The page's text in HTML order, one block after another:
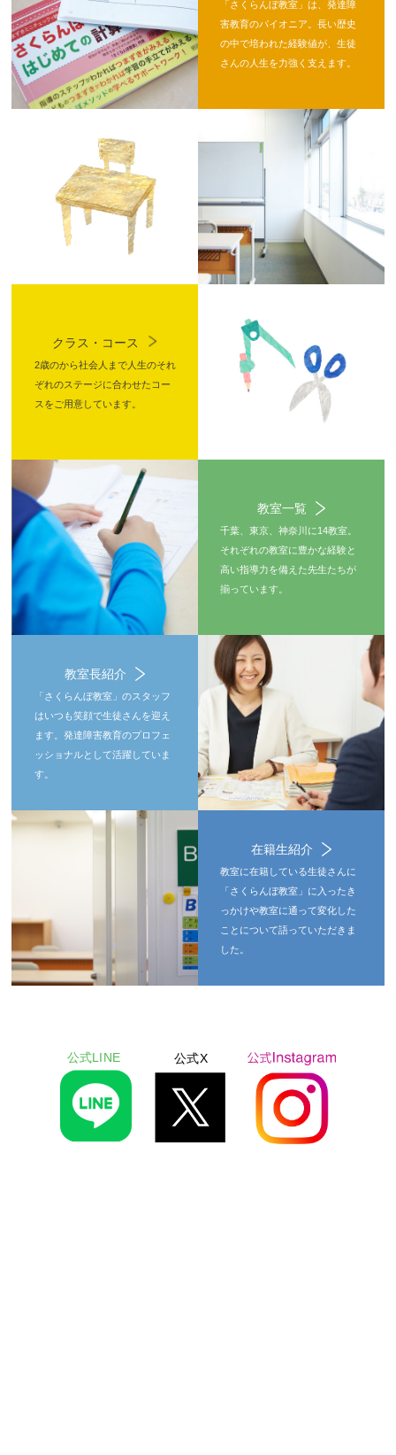
「さくらんぼ教室」は、発達障
害教育のパイオニア。長い歴史
の中で培われた経験値が、生徒
さんの人生を力強く支えます。
クラス・コース
2歳のから社会人まで人生のそれ
ぞれのステージに合わせたコー
スをご用意しています。
教室一覧
千葉、東京、神奈川に14教室。
それぞれの教室に豊かな経験と
高い指導力を備えた先生たちが
揃っています。
教室長紹介
「さくらんぼ教室」のスタッフ
はいつも笑顔で生徒さんを迎え
ます。発達障害教育のプロフェ
ッショナルとして活躍していま
す。
在籍生紹介
教室に在籍している生徒さんに
「さくらんぼ教室」に入ったき
っかけや教室に通って変化した
ことについて語っていただきま
した。